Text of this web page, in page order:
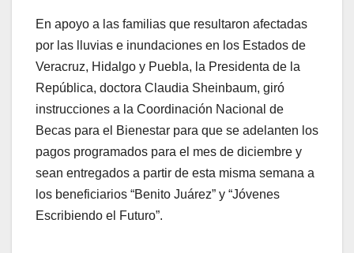
En apoyo a las familias que resultaron afectadas
por las lluvias e inundaciones en los Estados de
Veracruz, Hidalgo y Puebla, la Presidenta de la
República, doctora Claudia Sheinbaum, giró
instrucciones a la Coordinación Nacional de
Becas para el Bienestar para que se adelanten los
pagos programados para el mes de diciembre y
sean entregados a partir de esta misma semana a
los beneficiarios “Benito Juárez” y “Jóvenes
Escribiendo el Futuro”.